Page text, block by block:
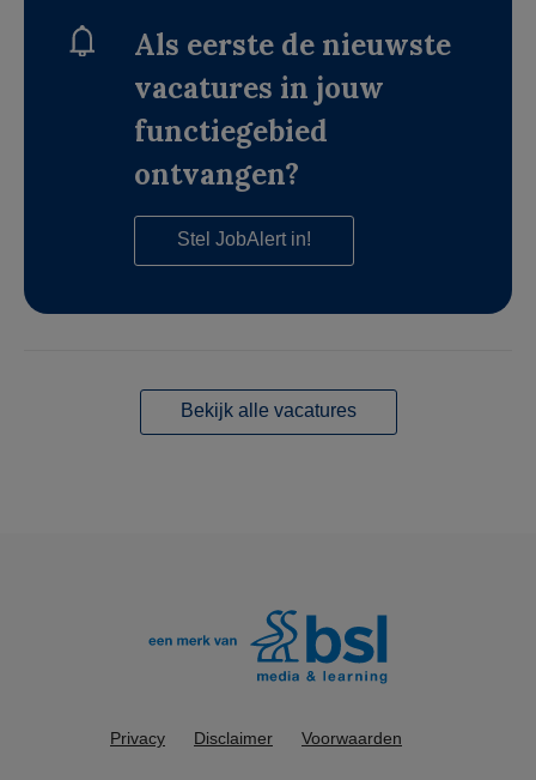
Als eerste de nieuwste
vacatures in jouw
functiegebied
ontvangen?
Stel JobAlert in!
Bekijk alle vacatures
Privacy Disclaimer Voorwaarden